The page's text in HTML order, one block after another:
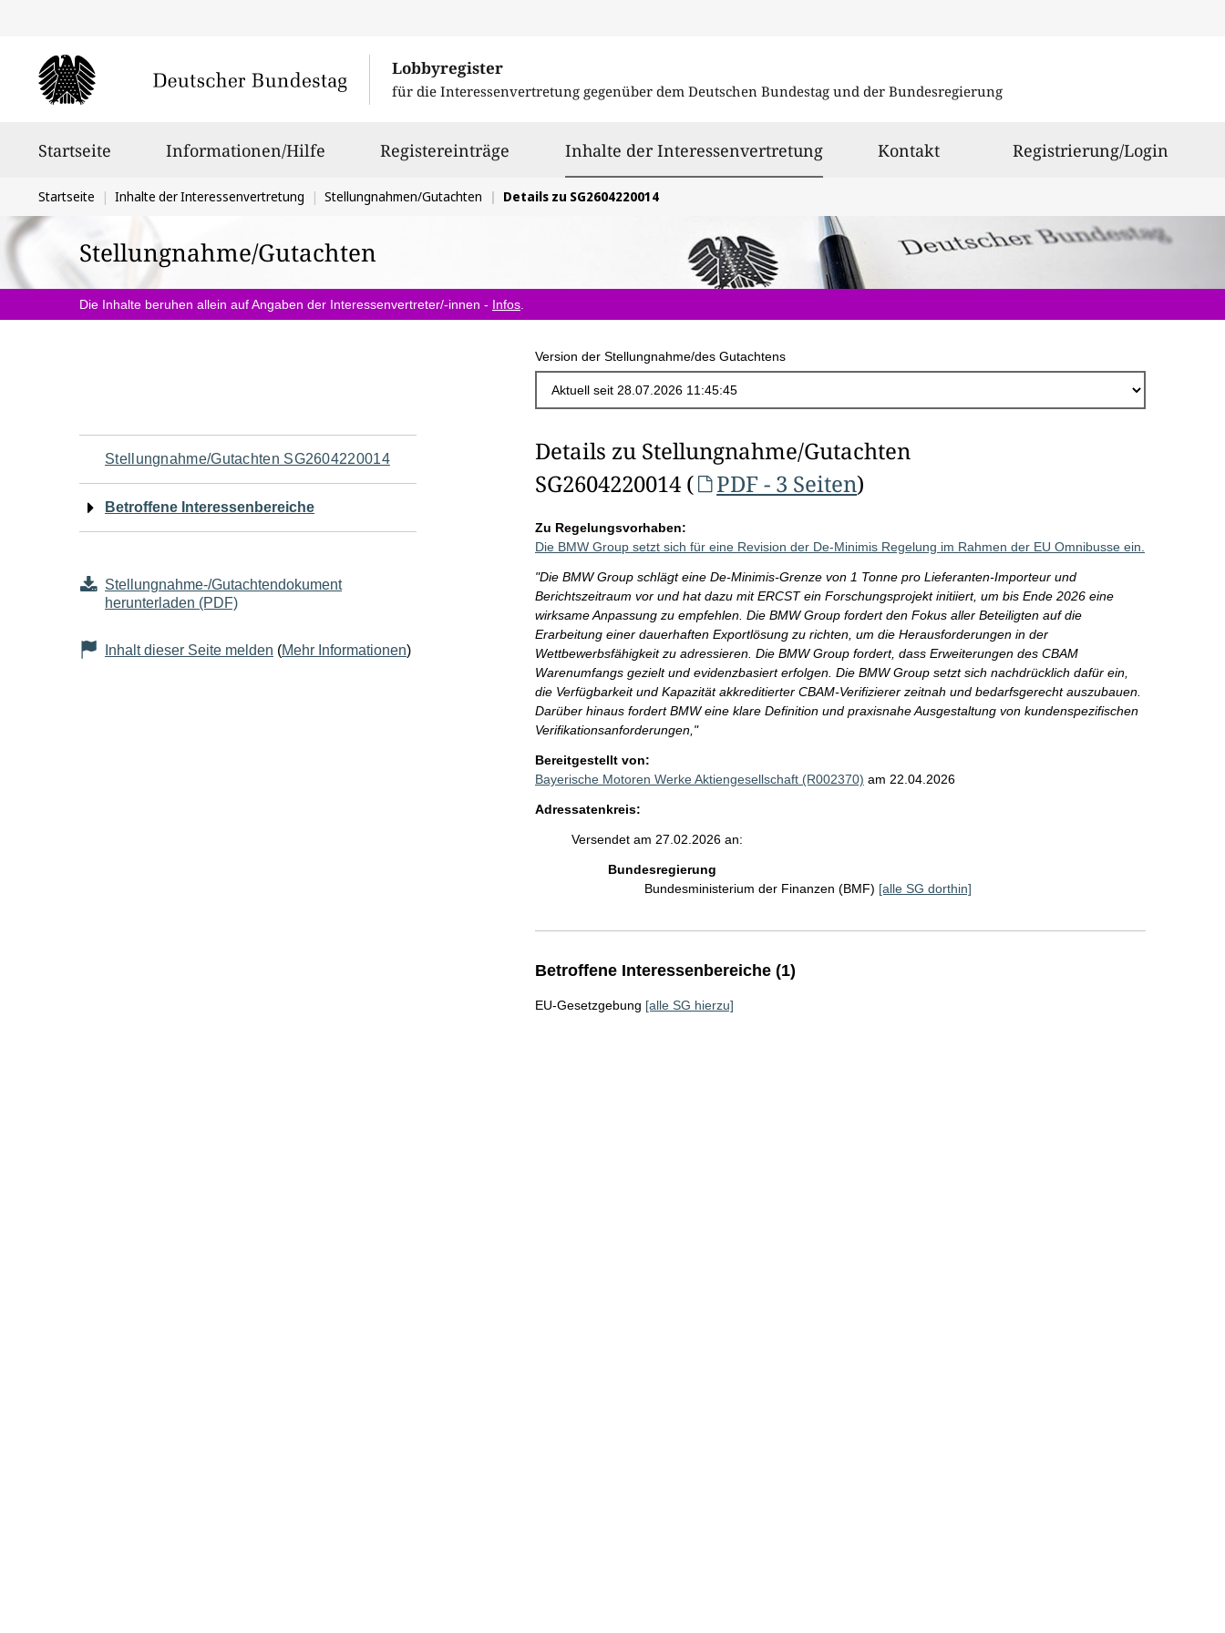
Lobbyregister
für die Interessenvertretung gegenüber dem Deutschen Bundestag und der Bundesregierung
Startseite Informationen/Hilfe Registereinträge Inhalte der Interessenvertretungausgewählt
Kontakt Registrierung/Login
Sie
befinden
sich
hier:
Startseite Inhalte der Interessenvertretung Stellungnahmen/Gutachten Details zu SG2604220014
Stellungnahme/Gutachten
Die Inhalte beruhen allein auf Angaben der Interessenvertreter/-innen - Infos
Version der Stellungnahme/des Gutachtens
Navigation
für
Seiteninhalt
Stellungnahme/Gutachten SG2604220014
Betroffene Interessenbereiche
Stellungnahme-/Gutachtendokument
herunterladen (PDF)
Inhalt dieser Seite melden (Mehr Informationen)
Details zu Stellungnahme/Gutachten
SG2604220014 (
PDF - 3 Seiten)
Zu Regelungsvorhaben:
Die BMW Group setzt sich für eine Revision der De-Minimis Regelung im Rahmen der EU Omnibusse ein.
"Die BMW Group schlägt eine De-Minimis-Grenze von 1 Tonne pro Lieferanten-Importeur und
Berichtszeitraum vor und hat dazu mit ERCST ein Forschungsprojekt initiiert, um bis Ende 2026 eine
wirksame Anpassung zu empfehlen. Die BMW Group fordert den Fokus aller Beteiligten auf die
Erarbeitung einer dauerhaften Exportlösung zu richten, um die Herausforderungen in der
Wettbewerbsfähigkeit zu adressieren. Die BMW Group fordert, dass Erweiterungen des CBAM
Warenumfangs gezielt und evidenzbasiert erfolgen. Die BMW Group setzt sich nachdrücklich dafür ein,
die Verfügbarkeit und Kapazität akkreditierter CBAM-Verifizierer zeitnah und bedarfsgerecht auszubauen.
Darüber hinaus fordert BMW eine klare Definition und praxisnahe Ausgestaltung von kundenspezifischen
Verifikationsanforderungen,"
Bereitgestellt von:
Bayerische Motoren Werke Aktiengesellschaft (R002370) am 22.04.2026
Adressatenkreis:
Versendet am 27.02.2026 an:
Bundesregierung
Bundesministerium der Finanzen (BMF) [alle SG dorthin]
Betroffene Interessenbereiche (1)
EU-Gesetzgebung [alle SG hierzu]